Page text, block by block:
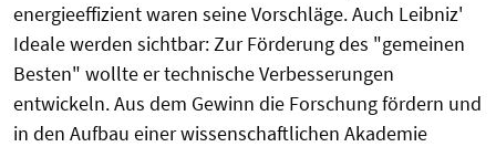
energieeffizient waren seine Vorschläge. Auch Leibniz'
Ideale werden sichtbar: Zur Förderung des "gemeinen
Besten" wollte er technische Verbesserungen
entwickeln. Aus dem Gewinn die Forschung fördern und
in den Aufbau einer wissenschaftlichen Akademie